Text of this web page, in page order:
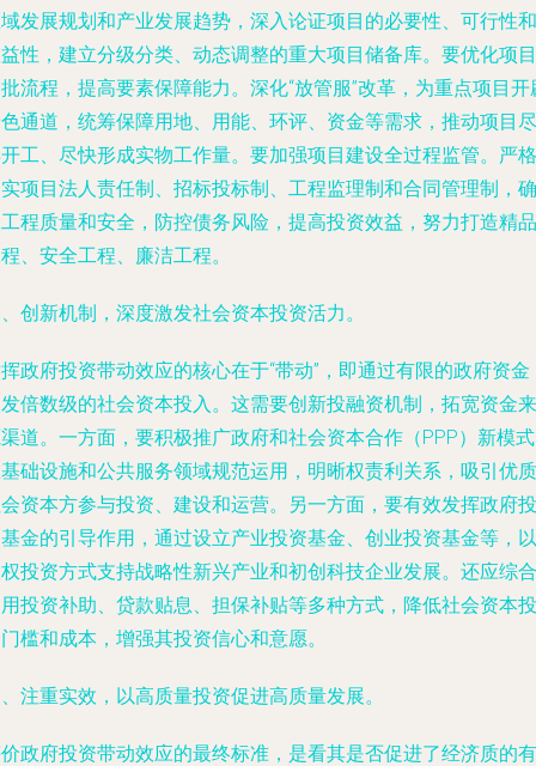
发展规划和产业发展趋势，深入论证项目的必要性、可行性和
性，建立分级分类、动态调整的重大项目储备库。要优化项目
流程，提高要素保障能力。深化“放管服”改革，为重点项目开
通道，统筹保障用地、用能、环评、资金等需求，推动项目尽
工、尽快形成实物工作量。要加强项目建设全过程监管。严格
项目法人责任制、招标投标制、工程监理制和合同管理制，确
程质量和安全，防控债务风险，提高投资效益，努力打造精品
、安全工程、廉洁工程。
创新机制，深度激发社会资本投资活力。
政府投资带动效应的核心在于“带动”，即通过有限的政府资金
倍数级的社会资本投入。这需要创新投融资机制，拓宽资金来
道。一方面，要积极推广政府和社会资本合作（PPP）新模
础设施和公共服务领域规范运用，明晰权责利关系，吸引优质
资本方参与投资、建设和运营。另一方面，要有效发挥政府投
金的引导作用，通过设立产业投资基金、创业投资基金等，以
投资方式支持战略性新兴产业和初创科技企业发展。还应综合
投资补助、贷款贴息、担保补贴等多种方式，降低社会资本投
槛和成本，增强其投资信心和意愿。
注重实效，以高质量投资促进高质量发展。
政府投资带动效应的最终标准，是看其是否促进了经济质的有